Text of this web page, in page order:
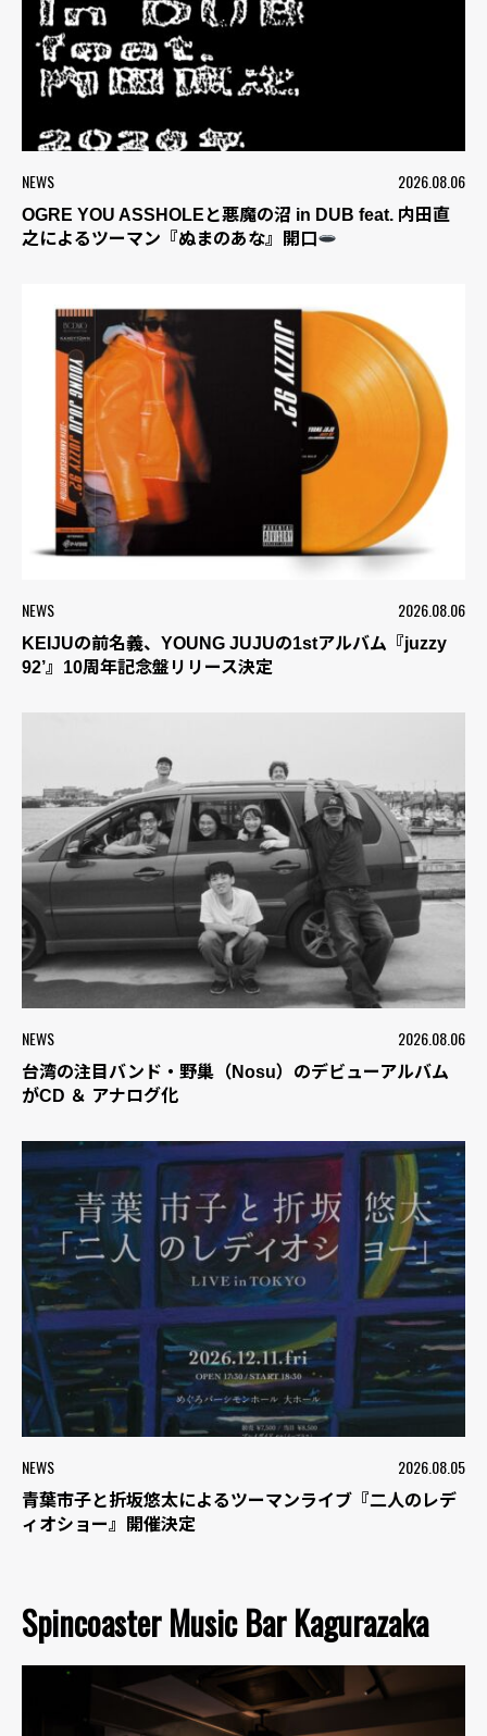
NEWS 2026.08.06
OGRE YOU ASSHOLEと悪魔の沼 in DUB feat. 内田直
之によるツーマン『ぬまのあな』開口
NEWS 2026.08.06
KEIJUの前名義、YOUNG JUJUの1stアルバム『juzzy
92’』10周年記念盤リリース決定
NEWS 2026.08.06
台湾の注目バンド・野巢（Nosu）のデビューアルバム
がCD ＆ アナログ化
NEWS 2026.08.05
青葉市子と折坂悠太によるツーマンライブ『二人のレデ
ィオショー』開催決定
Spincoaster Music Bar Kagurazaka